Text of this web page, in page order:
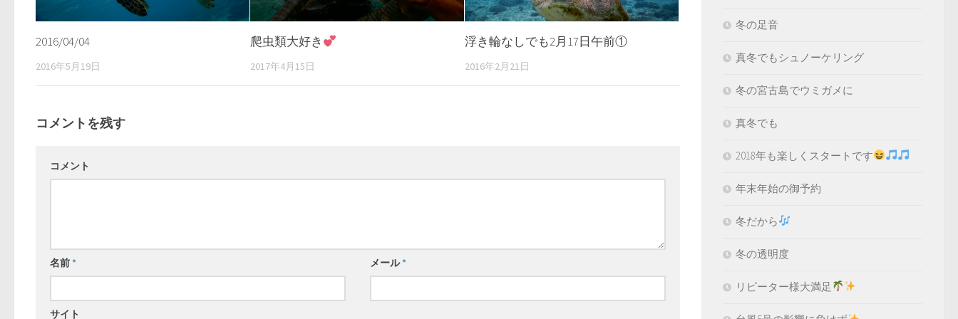
2016/04/04
2016年5月19日
爬虫類大好き
2017年4月15日
浮き輪なしでも2月17日午前①
2016年2月21日
コメントを残す
コメント
名前* メール*
サイト
冬の足音
真冬でもシュノーケリング
冬の宮古島でウミガメに
真冬でも
2018年も楽しくスタートです
年末年始の御予約
冬だから
冬の透明度
リピーター様大満足